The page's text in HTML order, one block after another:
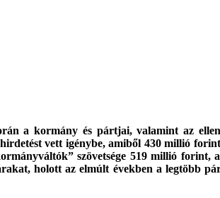
a kormány és pártjai, valamint az
vett igénybe, amiből 430 millió
szövetsége 519 millió forint,
holott az elmúlt években a legtöbb